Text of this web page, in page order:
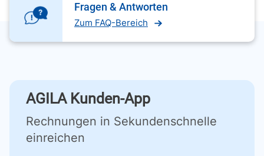
Fragen & Antworten
Zum FAQ-Bereich
AGILA Kunden-App
Rechnungen in Sekundenschnelle
einreichen